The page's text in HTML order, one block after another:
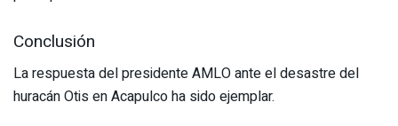
Conclusión
La respuesta del presidente AMLO ante el desastre del
huracán Otis en Acapulco ha sido ejemplar.